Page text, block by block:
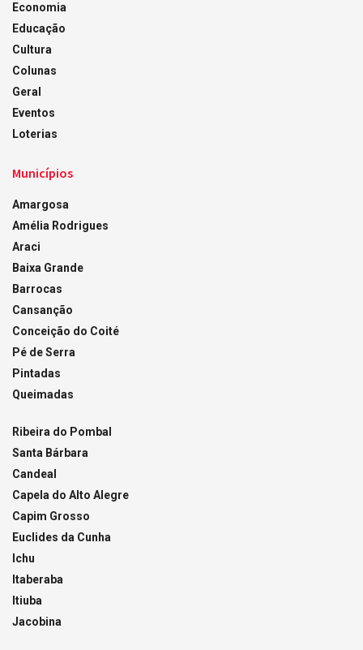
Economia
Educação
Cultura
Colunas
Geral
Eventos
Loterias
Municípios
Amargosa
Amélia Rodrigues
Araci
Baixa Grande
Barrocas
Cansanção
Conceição do Coité
Pé de Serra
Pintadas
Queimadas
Ribeira do Pombal
Santa Bárbara
Candeal
Capela do Alto Alegre
Capim Grosso
Euclides da Cunha
Ichu
Itaberaba
Itiuba
Jacobina